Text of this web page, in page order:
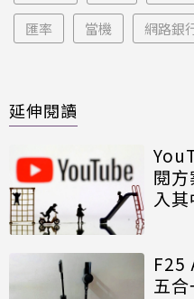
匯率 當機 網路銀
延伸閱讀
閱
入其
F25
五